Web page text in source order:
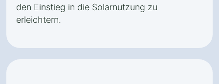
den Einstieg in die Solarnutzung zu
erleichtern.